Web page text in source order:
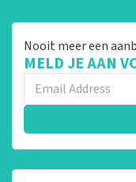
Nooit meer een
MELD JE AAN